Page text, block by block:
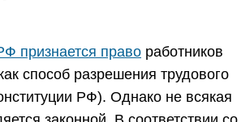
признается право работников
способ разрешения трудового
РФ). Однако не всякая